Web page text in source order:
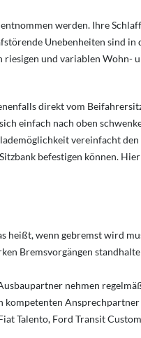
werden. Ihre
Unebenheiten sind in
und variablen Wohn-
direkt vom
einfach nach oben
vereinfacht
befestigen können.
heißt, wenn gebremst wird
Bremsvorgängen
nehmen
kompetenten
Talento, Ford Transit